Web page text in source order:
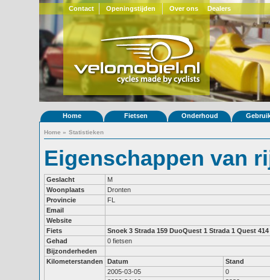
Contact Openingstijden Over ons Dealers
Home Fietsen Onderhoud
Home » Statistieken
Eigenschappen van
Geslacht
M
Woonplaats
Dronten
Provincie
FL
Email
Website
Fiets
Snoek 3 Strada 159 DuoQuest 1 Strada 1 Quest 414
Gehad
0 fietsen
Bijzonderheden
Kilometerstanden
Datum
Stand
2005-03-05
0